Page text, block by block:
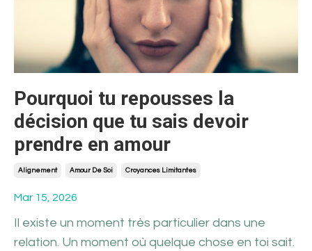
Pourquoi tu repousses la
décision que tu sais devoir
prendre en amour
Alignement Amour De Soi Croyances Limitantes
Mar 15, 2026
Il existe un moment très particulier dans une
relation. Un moment où quelque chose en toi sait.